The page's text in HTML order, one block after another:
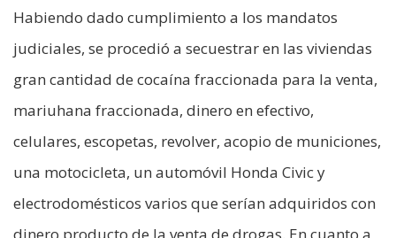
Habiendo dado cumplimiento a los mandatos
judiciales, se procedió a secuestrar en las viviendas
gran cantidad de cocaína fraccionada para la venta,
mariuhana fraccionada, dinero en efectivo,
celulares, escopetas, revolver, acopio de municiones,
una motocicleta, un automóvil Honda Civic y
electrodomésticos varios que serían adquiridos con
dinero producto de la venta de drogas. En cuanto a